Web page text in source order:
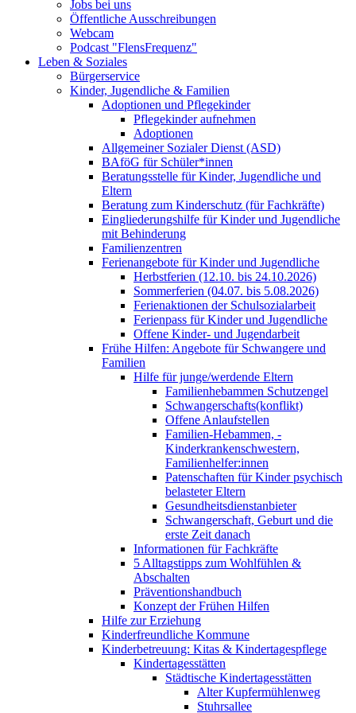
Jobs bei uns
Öffentliche Ausschreibungen
Webcam
Podcast "FlensFrequenz"
Leben & Soziales
Bürgerservice
Kinder, Jugendliche & Familien
Adoptionen und Pflegekinder
Pflegekinder aufnehmen
Adoptionen
Allgemeiner Sozialer Dienst (ASD)
BAföG für Schüler*innen
Beratungsstelle für Kinder, Jugendliche und
Eltern
Beratung zum Kinderschutz (für Fachkräfte)
Eingliederungshilfe für Kinder und Jugendliche
mit Behinderung
Familienzentren
Ferienangebote für Kinder und Jugendliche
Herbstferien (12.10. bis 24.10.2026)
Sommerferien (04.07. bis 5.08.2026)
Ferienaktionen der Schulsozialarbeit
Ferienpass für Kinder und Jugendliche
Offene Kinder- und Jugendarbeit
Frühe Hilfen: Angebote für Schwangere und
Familien
Hilfe für junge/werdende Eltern
Familienhebammen Schutzengel
Schwangerschafts(konflikt)
Offene Anlaufstellen
Familien-Hebammen, -
Kinderkrankenschwestern,
Familienhelfer:innen
Patenschaften für Kinder psychisch
belasteter Eltern
Gesundheitsdienstanbieter
Schwangerschaft, Geburt und die
erste Zeit danach
Informationen für Fachkräfte
5 Alltagstipps zum Wohlfühlen &
Abschalten
Präventionshandbuch
Konzept der Frühen Hilfen
Hilfe zur Erziehung
Kinderfreundliche Kommune
Kinderbetreuung: Kitas & Kindertagespflege
Kindertagesstätten
Städtische Kindertagesstätten
Alter Kupfermühlenweg
Stuhrsallee